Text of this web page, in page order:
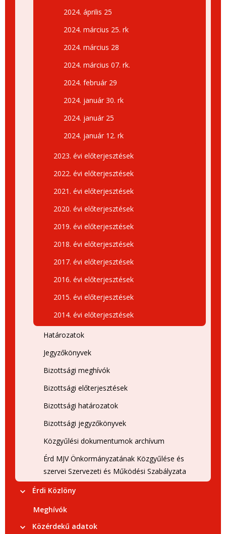
2024. április 25
2024. március 25. rk
2024. március 28
2024. március 07. rk.
2024. február 29
2024. január 30. rk
2024. január 25
2024. január 12. rk
2023. évi előterjesztések
2022. évi előterjesztések
2021. évi előterjesztések
2020. évi előterjesztések
2019. évi előterjesztések
2018. évi előterjesztések
2017. évi előterjesztések
2016. évi előterjesztések
2015. évi előterjesztések
2014. évi előterjesztések
Határozatok
Jegyzőkönyvek
Bizottsági meghívók
Bizottsági előterjesztések
Bizottsági határozatok
Bizottsági jegyzőkönyvek
Közgyűlési dokumentumok archívum
Érd MJV Önkormányzatának Közgyűlése és
szervei Szervezeti és Működési Szabályzata
Érdi Közlöny
Meghívók
Közérdekű adatok